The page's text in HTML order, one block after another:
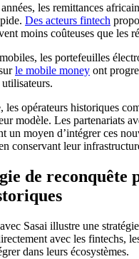
les remittances
Des acteurs fintech
moins coûteuses que les
les portefeuilles
le mobile money ont
les opérateurs historiques
modèle. Les partenariats
un moyen d’intégrer ces
conservant leur
de reconquête
Sasai illustre une
avec les fintechs,
dans leurs écosystèmes.